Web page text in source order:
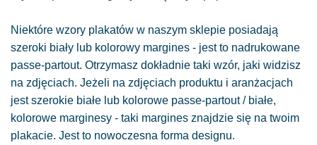
Niektóre wzory plakatów w naszym sklepie posiadają
szeroki biały lub kolorowy margines - jest to nadrukowane
passe-partout. Otrzymasz dokładnie taki wzór, jaki widzisz
na zdjęciach. Jeżeli na zdjęciach produktu i aranżacjach
jest szerokie białe lub kolorowe passe-partout / białe,
kolorowe marginesy - taki margines znajdzie się na twoim
plakacie. Jest to nowoczesna forma designu.